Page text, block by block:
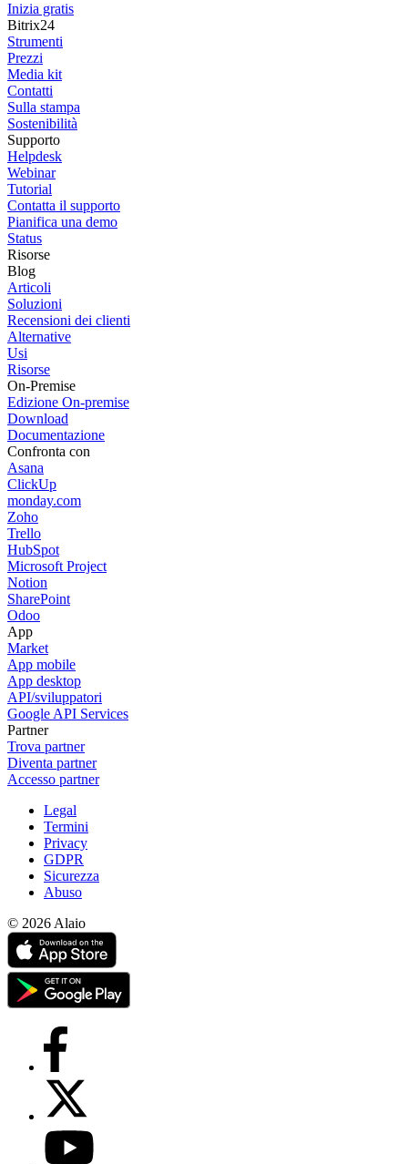
Inizia gratis
Bitrix24
Strumenti
Prezzi
Media kit
Contatti
Sulla stampa
Sostenibilità
Supporto
Helpdesk
Webinar
Tutorial
Contatta il supporto
Pianifica una demo
Status
Risorse
Blog
Articoli
Soluzioni
Recensioni dei clienti
Alternative
Usi
Risorse
On-Premise
Edizione On-premise
Download
Documentazione
Confronta con
Asana
ClickUp
monday.com
Zoho
Trello
HubSpot
Microsoft Project
Notion
SharePoint
Odoo
App
Market
App mobile
App desktop
API/sviluppatori
Google API Services
Partner
Trova partner
Diventa partner
Accesso partner
Legal
Termini
Privacy
GDPR
Sicurezza
Abuso
© 2026 Alaio